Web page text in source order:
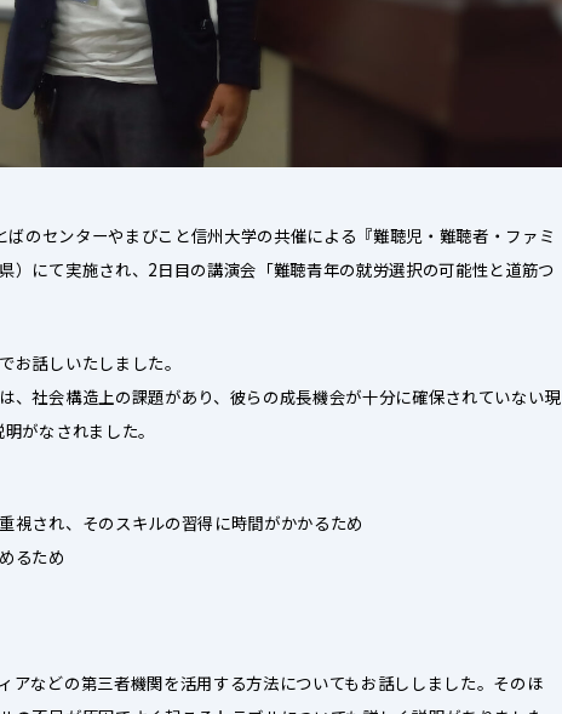
のセンターやまびこと信州大学の共催による『難聴児・難聴者・ファミ
）にて実施され、2日目の講演会「難聴青年の就労選択の可能性と道筋つ
お話しいたしました。
、社会構造上の課題があり、彼らの成長機会が十分に確保されていない現
がなされました。
され、そのスキルの習得に時間がかかるため
るため
アなどの第三者機関を活用する方法についてもお話ししました。そのほ